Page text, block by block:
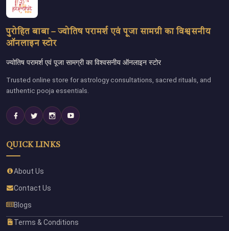
पुरोहित बाबा – ज्योतिष परामर्श एवं पूजा सामग्री का विश्वसनीय
ऑनलाइन स्टोर
ज्योतिष परामर्श एवं पूजा सामग्री का विश्वसनीय ऑनलाइन स्टोर
Trusted online store for astrology consultations, sacred rituals, and
authentic pooja essentials.
QUICK LINKS
About Us
Contact Us
Blogs
Terms & Conditions